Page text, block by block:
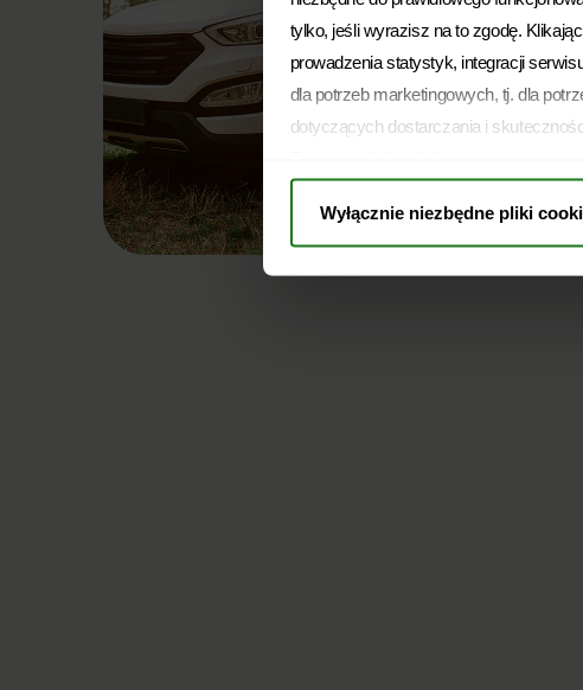
tylko, jeśli wyrazisz na to zgodę.
prowadzenia statystyk, integracji
dla potrzeb marketingowych, tj. dla
dotyczących dostarczania i
pozostanie bez wpływu na zgodność z
przed jej wycofaniem. Jednocześnie
Warszawie, ul. Żwirki i Wigury 16 C,
Wyłącznie niezbędne pliki